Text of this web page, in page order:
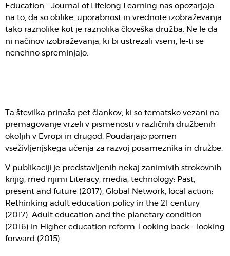
Education – Journal of Lifelong Learning nas opozarjajo
na to, da so oblike, uporabnost in vrednote izobraževanja
tako raznolike kot je raznolika človeška družba. Ne le da
ni načinov izobraževanja, ki bi ustrezali vsem, le-ti se
nenehno spreminjajo.
Ta številka prinaša pet člankov, ki so tematsko vezani na
premagovanje vrzeli v pismenosti v različnih družbenih
okoljih v Evropi in drugod. Poudarjajo pomen
vseživljenjskega učenja za razvoj posameznika in družbe.
V publikaciji je predstavljenih nekaj zanimivih strokovnih
knjig, med njimi Literacy, media, technology: Past,
present and future (2017), Global Network, local action:
Rethinking adult education policy in the 21 century
(2017), Adult education and the planetary condition
(2016) in Higher education reform: Looking back – looking
forward (2015).